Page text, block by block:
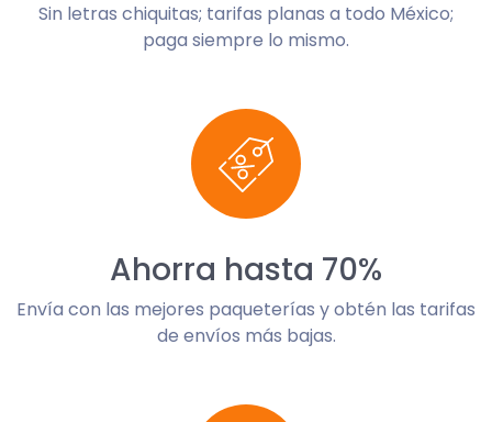
Sin letras chiquitas; tarifas planas a todo México;
paga siempre lo mismo.
Ahorra hasta 70%
Envía con las mejores paqueterías y obtén las tarifas
de envíos más bajas.